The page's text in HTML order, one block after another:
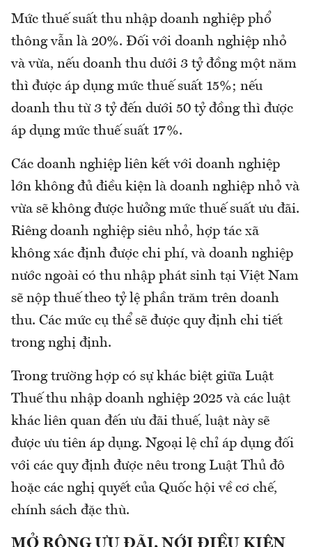
Mức thuế suất thu nhập doanh nghiệp phổ
thông vẫn là 20%. Đối với doanh nghiệp nhỏ
và vừa, nếu doanh thu dưới 3 tỷ đồng một năm
thì được áp dụng mức thuế suất 15%; nếu
doanh thu từ 3 tỷ đến dưới 50 tỷ đồng thì được
áp dụng mức thuế suất 17%.
Các doanh nghiệp liên kết với doanh nghiệp
lớn không đủ điều kiện là doanh nghiệp nhỏ và
vừa sẽ không được hưởng mức thuế suất ưu đãi.
Riêng doanh nghiệp siêu nhỏ, hợp tác xã
không xác định được chi phí, và doanh nghiệp
nước ngoài có thu nhập phát sinh tại Việt Nam
sẽ nộp thuế theo tỷ lệ phần trăm trên doanh
thu. Các mức cụ thể sẽ được quy định chi tiết
trong nghị định.
Trong trường hợp có sự khác biệt giữa Luật
Thuế thu nhập doanh nghiệp 2025 và các luật
khác liên quan đến ưu đãi thuế, luật này sẽ
được ưu tiên áp dụng. Ngoại lệ chỉ áp dụng đối
với các quy định được nêu trong Luật Thủ đô
hoặc các nghị quyết của Quốc hội về cơ chế,
chính sách đặc thù.
MỞ RỘNG ƯU ĐÃI, NỚI ĐIỀU KIỆN